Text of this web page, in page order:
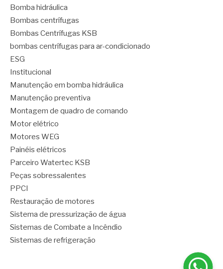
Bomba hidráulica
Bombas centrífugas
Bombas Centrífugas KSB
bombas centrífugas para ar-condicionado
ESG
Institucional
Manutenção em bomba hidráulica
Manutenção preventiva
Montagem de quadro de comando
Motor elétrico
Motores WEG
Painéis elétricos
Parceiro Watertec KSB
Peças sobressalentes
PPCI
Restauração de motores
Sistema de pressurização de água
Sistemas de Combate a Incêndio
Sistemas de refrigeração